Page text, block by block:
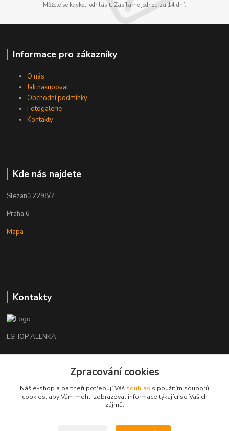
Můžete se kdykoli odhlásit. Zasíláme jednou za 14 dní.
Informace pro zákazníky
O nás
Jak nakupovat
Obchodní podmínky
Fotogalerie
Kontakty
Kde nás najdete
Slezanů 2298/7
Praha 6
Mapa
Kontakty
ESHOP ALENKA
+420602541312
orechovka@inmes.cz
Zpracování cookies
Náš e-shop a partneři potřebují Váš souhlas s použitím souborů
cookies, aby Vám mohli zobrazovat informace týkající se Vašich
zájmů.